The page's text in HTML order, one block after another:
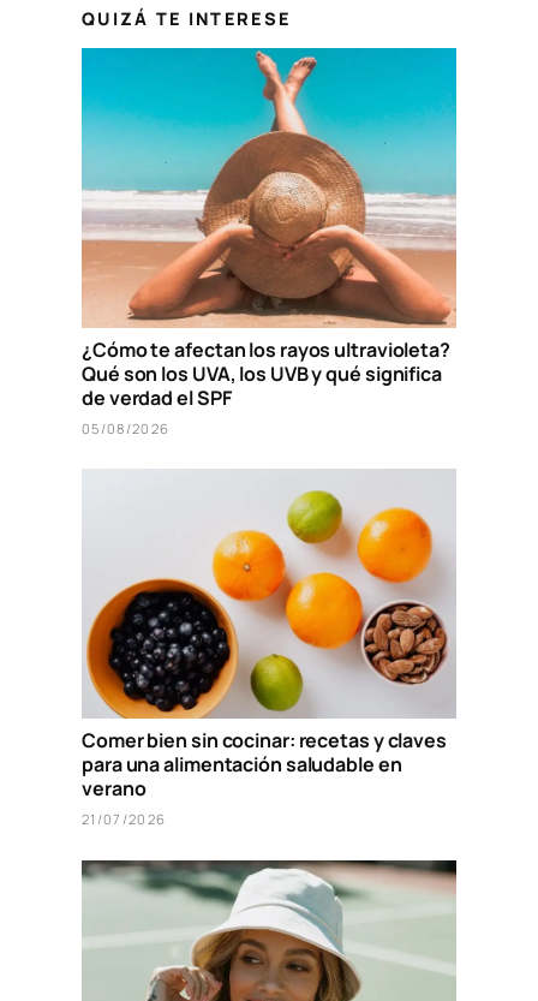
QUIZÁ TE INTERESE
¿Cómo te afectan los rayos ultravioleta?
Qué son los UVA, los UVB y qué significa
de verdad el SPF
05/08/2026
Comer bien sin cocinar: recetas y claves
para una alimentación saludable en
verano
21/07/2026